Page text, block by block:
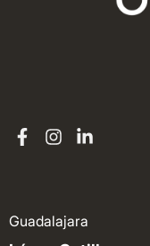
Guadalajara